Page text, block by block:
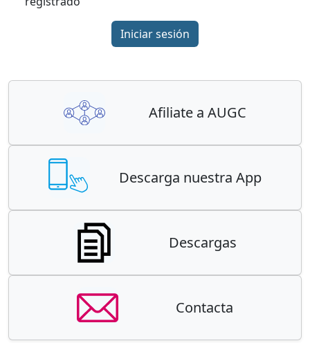
Iniciar sesión
Afiliate a AUGC
Descarga nuestra App
Descargas
Contacta